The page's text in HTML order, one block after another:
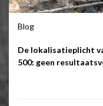
Blog
De lokalisatieplicht
500: geen